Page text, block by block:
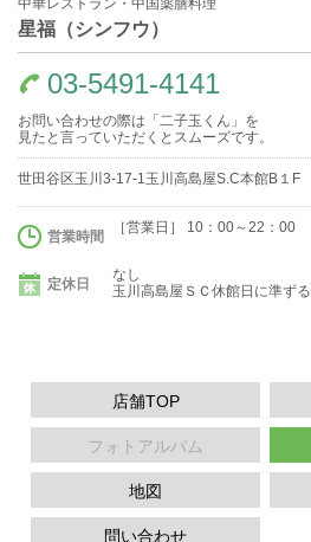
中華レストラン・中国薬膳料理
星福（シンフウ）
03-5491-4141
お問い合わせの際は「二子玉くん」を
見たと言っていただくとスムーズです。
世田谷区玉川3-17-1玉川高島屋S.C本館B１F
営業時間
［営業日］ 10：00～22：00
定休日
なし
玉川高島屋ＳＣ休館日に準ずる
店舗TOP
フォトアルバム
地図
問い合わせ